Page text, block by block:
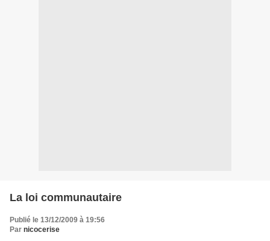
La loi communautaire
Publié le 13/12/2009 à 19:56
Par nicocerise